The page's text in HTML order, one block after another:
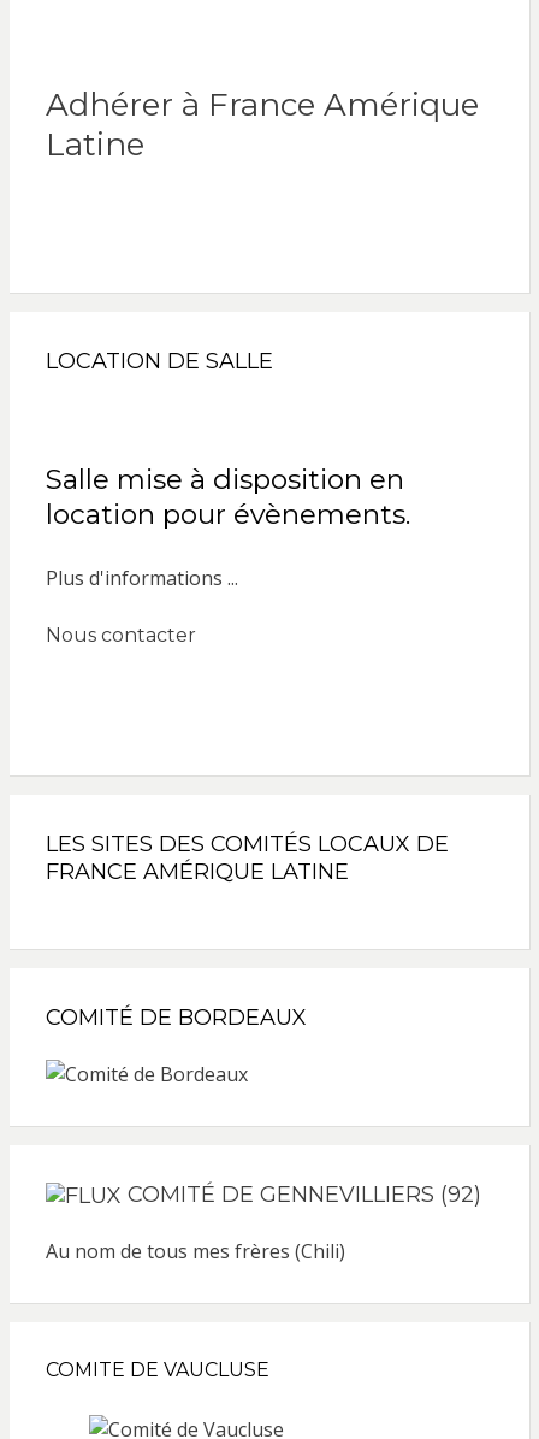
Adhérer à France Amérique
Latine
LOCATION DE SALLE
Salle mise à disposition en
location pour évènements.
Plus d'informations ...
Nous contacter
LES SITES DES COMITÉS LOCAUX DE
FRANCE AMÉRIQUE LATINE
COMITÉ DE BORDEAUX
COMITÉ DE GENNEVILLIERS (92)
Au nom de tous mes frères (Chili)
COMITE DE VAUCLUSE